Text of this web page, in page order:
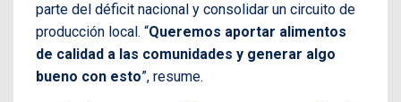
parte del déficit nacional y consolidar un circuito de
producción local. “Queremos aportar alimentos
de calidad a las comunidades y generar algo
bueno con esto”, resume.